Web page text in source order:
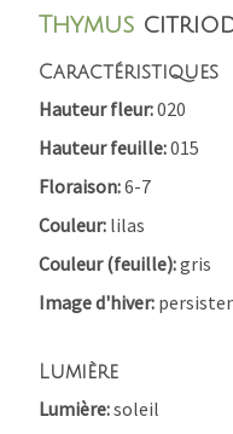
Thymus
Caractéristiques
Hauteur fleur 020
Hauteur feuille 015
Floraison 6-7
Couleur lilas
Couleur (feuille) gris
Image d'hiver
Lumière
Lumière soleil